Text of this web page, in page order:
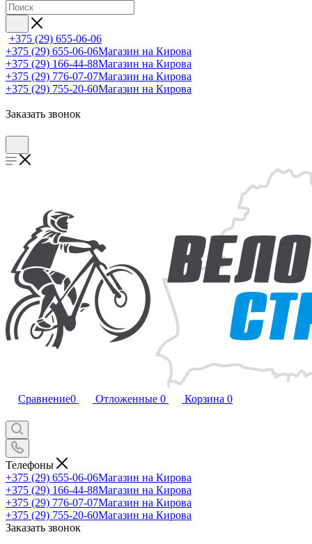
+375 (29) 655-06-06
+375 (29) 655-06-06Магазин на Кирова
+375 (29) 166-44-88Магазин на Кирова
+375 (29) 776-07-07Магазин на Кирова
+375 (29) 755-20-60Магазин на Кирова
Заказать звонок
Сравнение0 Отложенные 0 Корзина 0
Телефоны
+375 (29) 655-06-06Магазин на Кирова
+375 (29) 166-44-88Магазин на Кирова
+375 (29) 776-07-07Магазин на Кирова
+375 (29) 755-20-60Магазин на Кирова
Заказать звонок